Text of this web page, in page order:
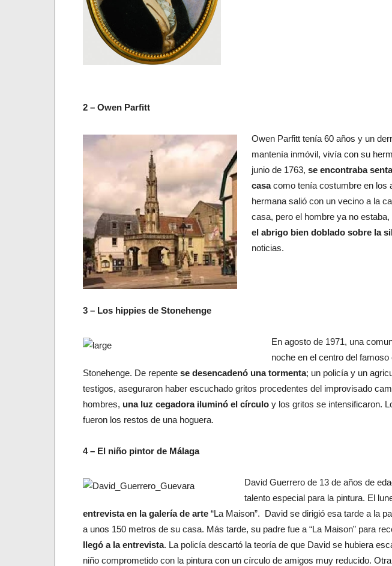
2 – Owen Parfitt
Owen Parfitt tenía 60 años y un
mantenía inmóvil, vivía con su
junio de 1763, se encontraba
casacomo tenía costumbre en los
hermana salió con un vecino a la
casa, pero el hombre ya no estaba,
el abrigo bien doblado sobre la
noticias.
3 – Los hippies de Stonehenge
En agosto de 1971, una
noche en el centro del
Stonehenge. De repente se desencadenó una tormenta; un policía y un
testigos, aseguraron haber escuchado gritos procedentes del improvisado
hombres, una luz cegadora iluminó el círculo y los gritos se intensificaron.
fueron los restos de una hoguera.
4 – El niño pintor de Málaga
David Guerrero de 13 de años de
talento especial para la pintura. El
entrevista en la galería de arte “La Maison”. David se dirigió esa tarde a la
a unos 150 metros de su casa. Más tarde, su padre fue a “La Maison” para
llegó a la entrevista. La policía descartó la teoría de que David se hubiera
niño comprometido con la pintura con un círculo de amigos muy reducido.